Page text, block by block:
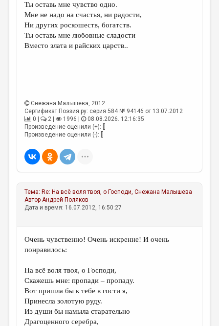
КНИЖНАЯ ПОЛКА
ОБЗОР ЛИТЕРАТУРЫ
СТРАНИЦЫ ПАМЯТИ
РЕДКОЛЛЕГИЯ
ОТ РЕДАКЦИИ
МАЛАЯ ПРОЗА
ЭССЕИСТИКА
ЛИТЕРАТУРОВЕДЕНИЕ
КУЛЬТУРОВЕДЕНИЕ
ПУБЛИЦИСТИКА
ЦИКЛЫ ПУБЛИКАЦИЙ
ТРЕДИАКОВСКИЙ
МЕДИА
ВКОНТАКТЕ
Ты оставь мне чувство одно.
Мне не надо на счастья, ни радости,
Ни других роскошеств, богатств.
Ты оставь мне любовные сладости
Вместо злата и райских царств..
Снежана Малышева, 2012
Сертификат Поэзия.ру: серия 584 № 94146 от 13.07.2012
0 |
2 | 1996 |
08.08.2026. 12:16:35
Произведение оценили (+): []
Произведение оценили (-): []
Тема: Re: На всё воля твоя, о Господи, Снежана Малышева
АвторАндрей Поляков
Дата и время: 16.07.2012, 16:50:27
Очень чувственно! Очень искренне! И очень
понравилось:
На всё воля твоя, о Господи,
Скажешь мне: пропади – пропаду.
Вот пришла бы к тебе в гости я,
Принесла золотую руду.
Из души бы намыла старательно
Драгоценного серебра,